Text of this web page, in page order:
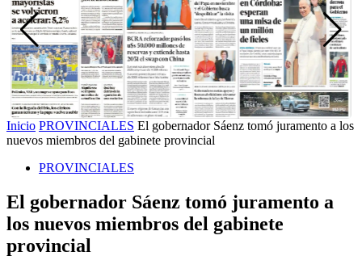
Inicio PROVINCIALES El gobernador Sáenz tomó juramento a los
nuevos miembros del gabinete provincial
PROVINCIALES
El gobernador Sáenz tomó juramento a
los nuevos miembros del gabinete
provincial